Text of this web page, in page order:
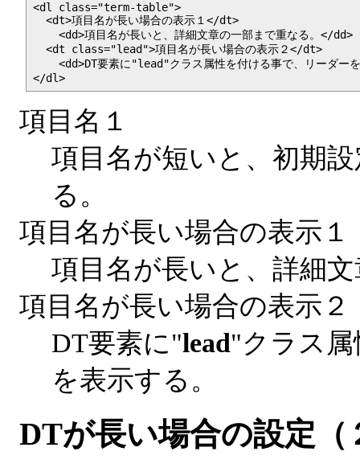
<dl class="term-table">
  <dt>項目名が長い場合の表示１</dt>
    <dd>項目名が長いと、詳細文章の一部まで重なる。</dd>
  <dt class="lead">項目名が長い場合の表示２</dt>
<dd>DT要素に"lead"クラス属性を付ける事で、リーダー
</dl>
項目名１
項目名が短いと、初期
る。
項目名が長い場合の表示１
項目名が長いと、詳細
項目名が長い場合の表示２
DT要素に"lead"クラス
を表示する。
DTが長い場合の設定（